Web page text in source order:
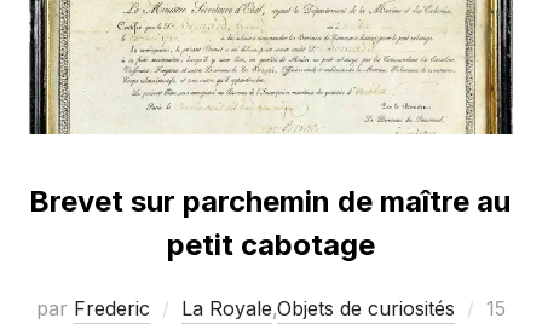
Brevet sur parchemin de maître au
petit cabotage
par Frederic La Royale,Objets de curiosités
Publié
15